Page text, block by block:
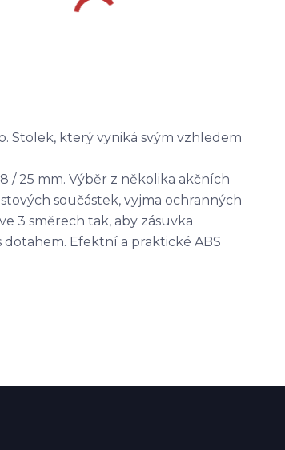
Stolek, který vyniká svým vzhledem
/ 25 mm. Výběr z několika akčních
součástek, vyjma ochranných
3 směrech tak, aby zásuvka
Efektní a praktické ABS